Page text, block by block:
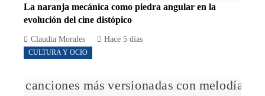
La naranja mecánica como piedra angular en la
evolución del cine distópico
Claudia Morales Hace 5 días
CULTURA Y OCIO